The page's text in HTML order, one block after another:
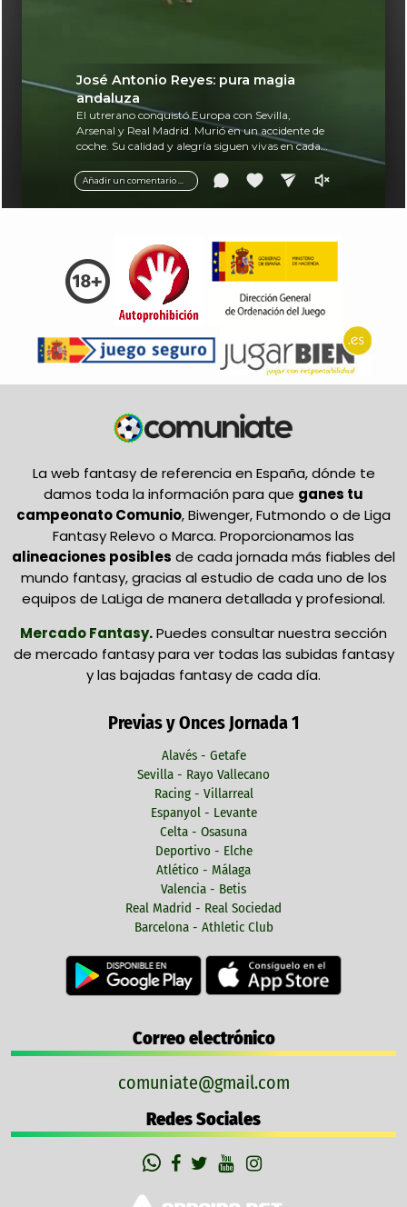
Añadir un comentario ...
José Antonio Reyes: pura magia
andaluza
El utrerano conquistó Europa con Sevilla,
Arsenal y Real Madrid. Murió en un accidente de
coche. Su calidad y alegría siguen vivas en cada
La web fantasy de referencia en España, dónde te
damos toda la información para que ganes tu
campeonato Comunio, Biwenger, Futmondo o de Liga
Fantasy Relevo o Marca. Proporcionamos las
alineaciones posibles de cada jornada más fiables del
mundo fantasy, gracias al estudio de cada uno de los
equipos de LaLiga de manera detallada y profesional.
Mercado Fantasy.Puedes consultar nuestra sección
de mercado fantasy para ver todas las subidas fantasy
y las bajadas fantasy de cada día.
Previas y Onces Jornada 1
Alavés - Getafe
Sevilla - Rayo Vallecano
Racing - Villarreal
Espanyol - Levante
Celta - Osasuna
Deportivo - Elche
Atlético - Málaga
Valencia - Betis
Real Madrid - Real Sociedad
Barcelona - Athletic Club
Correo electrónico
comuniate@gmail.com
Redes Sociales